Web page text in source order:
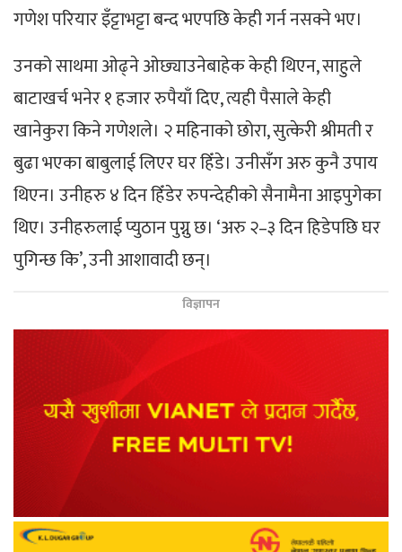
गणेश परियार इँट्टाभट्टा बन्द भएपछि केही गर्न नसक्ने भए।
उनको साथमा ओढ्ने ओछ्याउनेबाहेक केही थिएन, साहुले
बाटाखर्च भनेर १ हजार रुपैयाँ दिए, त्यही पैसाले केही
खानेकुरा किने गणेशले। २ महिनाको छोरा, सुत्केरी श्रीमती र
बुढा भएका बाबुलाई लिएर घर हिँडे। उनीसँग अरु कुनै उपाय
थिएन। उनीहरु ४ दिन हिँडेर रुपन्देहीको सैनामैना आइपुगेका
थिए। उनीहरुलाई प्युठान पुग्नु छ। ‘अरु २–३ दिन हिडेपछि घर
पुगिन्छ कि’, उनी आशावादी छन्।
विज्ञापन